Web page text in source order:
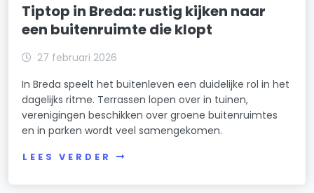
Tiptop in Breda: rustig kijken naar
een buitenruimte die klopt
27 februari 2026
In Breda speelt het buitenleven een duidelijke rol in het
dagelijks ritme. Terrassen lopen over in tuinen,
verenigingen beschikken over groene buitenruimtes
en in parken wordt veel samengekomen.
LEES VERDER